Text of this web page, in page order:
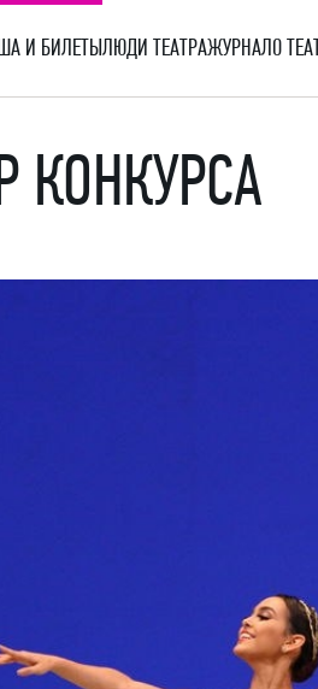
И БИЛЕТЫЛЮДИ ТЕАТРАЖУРНАЛО
КОНКУРСА